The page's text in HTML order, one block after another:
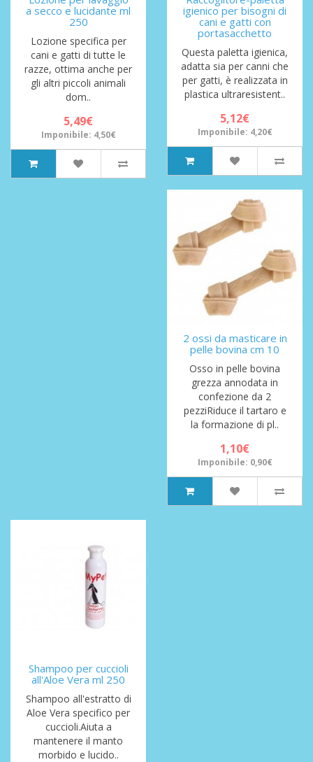
a secco e lucidante ml
250
Lozione specifica per
cani e gatti di tutte le
razze, ottima anche per
gli altri piccoli animali
dom..
5,49€
Imponibile: 4,50€
igienico per bisogni di
cani e gatti con
portasacchetto
Questa paletta igienica,
adatta sia per canni che
per gatti, è realizzata in
plastica ultraresistent..
5,12€
Imponibile: 4,20€
2 ossi da masticare in
pelle bovina cm 10
Osso in pelle bovina
grezza annodata in
confezione da 2
pezziRiduce il tartaro e
la formazione di pl..
1,10€
Imponibile: 0,90€
Shampoo per cuccioli
all'Aloe Vera ml 250
Shampoo all'estratto di
Aloe Vera specifico per
cuccioli.Aiuta a
mantenere il manto
morbido e lucido..